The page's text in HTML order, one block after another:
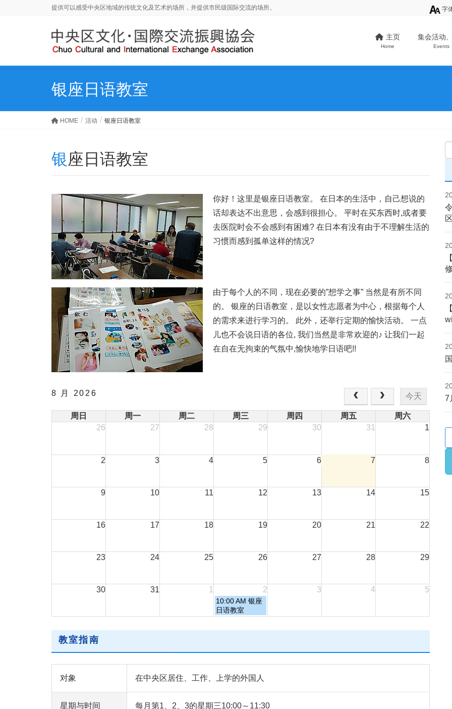
提供可以感受中央区地域的传统文化及艺术的场所，并提供市民级国际交流的场所。 字
主页
Home
集会活动
Events
银座日语教室
HOME 活动 银座日语教室
银座日语教室
你好！这里是银座日语教室。 在日本的生活中，自己想说的
话却表达不出意思，会感到很担心。 平时在买东西时,或者要
去医院时会不会感到有困难? 在日本有没有由于不理解生活的
习惯而感到孤单这样的情况?
由于每个人的不同，现在必要的”想学之事” 当然是有所不同
的。 银座的日语教室，是以女性志愿者为中心，根据每个人
的需求来进行学习的。 此外，还举行定期的愉快活动。 一点
儿也不会说日语的各位, 我们当然是非常欢迎的♪ 让我们一起
在自在无拘束的气氛中,愉快地学日语吧!!
8 月 2026 今天
周日 周一 周二 周三 周四 周五
周六
26
27 28 29 30 31 1
2 3 4 5 6 7 8
9 10 11 12 13 14 15
16 17 18 19 20 21 22
23 24 25 26 27 28 29
30 31 1 2 3 4 5
10:00 AM 银座
日语教室
教室指南
对象 在中央区居住、工作、上学的外国人
星期与时间 每月第1、2、3的星期三10:00～11:30
7